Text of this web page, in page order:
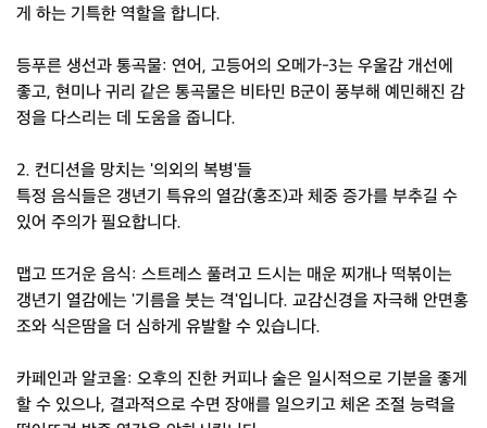
게 하는 기특한 역할을 합니다.
등푸른 생선과 통곡물: 연어, 고등어의 오메가-3는 우울감 개선에
좋고, 현미나 귀리 같은 통곡물은 비타민 B군이 풍부해 예민해진 감
정을 다스리는 데 도움을 줍니다.
2. 컨디션을 망치는 '의외의 복병'들
특정 음식들은 갱년기 특유의 열감(홍조)과 체중 증가를 부추길 수
있어 주의가 필요합니다.
맵고 뜨거운 음식: 스트레스 풀려고 드시는 매운 찌개나 떡볶이는
갱년기 열감에는 '기름을 붓는 격'입니다. 교감신경을 자극해 안면홍
조와 식은땀을 더 심하게 유발할 수 있습니다.
카페인과 알코올: 오후의 진한 커피나 술은 일시적으로 기분을 좋게
할 수 있으나, 결과적으로 수면 장애를 일으키고 체온 조절 능력을